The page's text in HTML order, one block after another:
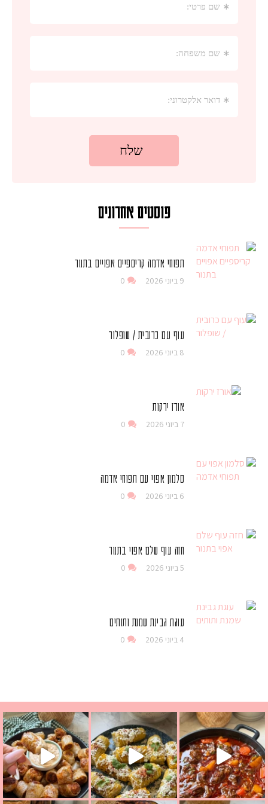
פוסטים אחרונים
תפוחי אדמה קריספיים אפויים בתנור
9 ביוני 2026 0
עוף עם כרובית / שופלור
8 ביוני 2026 0
אורז ירקות
7 ביוני 2026 0
סלמון אפוי עם תפוחי אדמה
6 ביוני 2026 0
חזה עוף שלם אפוי בתנור
5 ביוני 2026 0
עוגת גבינת שמנת ותותים
4 ביוני 2026 0
בולגרית מעודנת מ
פרגיות קריספיים ממכרים שמכינים בכמה דקות עב
לתשעת הימים, חשבתי מה לחדש לכם ונראה